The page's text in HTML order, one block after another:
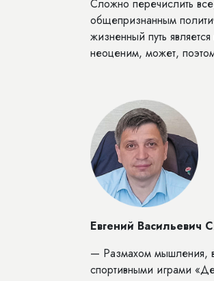
Сложно перечислить
общепризнанным
жизненный путь
неоценим, может,
Евгений Васильевич
— Размахом мышления,
спортивными играми